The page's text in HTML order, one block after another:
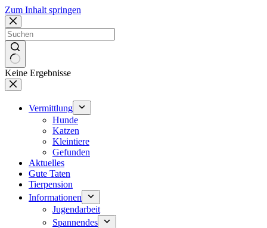
Zum Inhalt springen
Keine Ergebnisse
Vermittlung
Hunde
Katzen
Kleintiere
Gefunden
Aktuelles
Gute Taten
Tierpension
Informationen
Jugendarbeit
Spannendes